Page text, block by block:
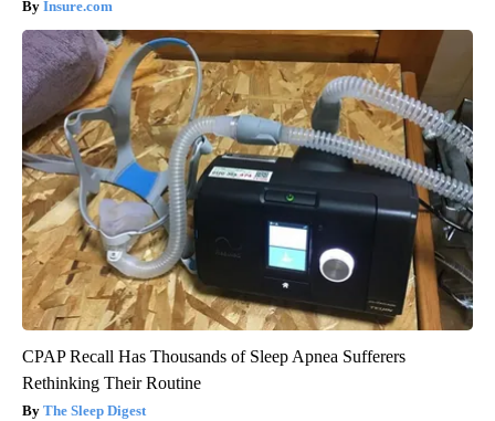
Insure.com
CPAP Recall Has Thousands of Sleep Apnea Sufferers
Rethinking Their Routine
The Sleep Digest